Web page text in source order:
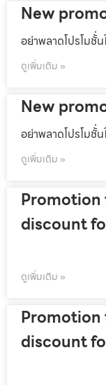
New
อย่าพลาดโปรโมชั้่น
ดูเพิ่มเติม »
New
อย่าพลาดโปรโมชั้่น
ดูเพิ่มเติม »
Promotion
discount
ดูเพิ่มเติม »
Promotion
discount